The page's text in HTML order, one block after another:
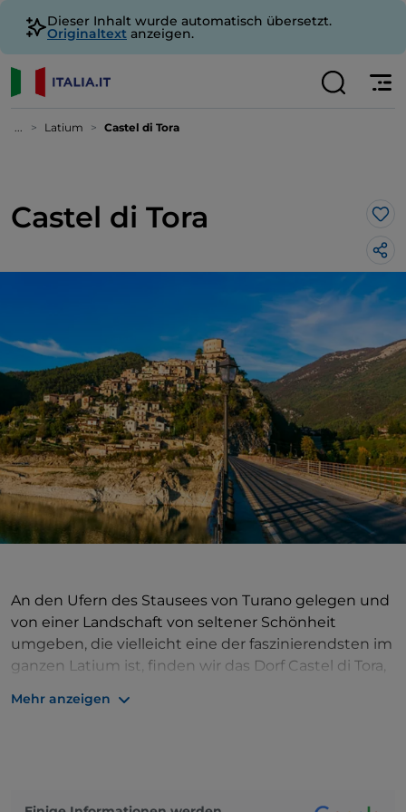
Dieser Inhalt wurde automatisch übersetzt.
Originaltext anzeigen.
... Latium Castel di Tora
Castel di Tora
An den Ufern des Stausees von Turano gelegen und
von einer Landschaft von seltener Schönheit
umgeben, die vielleicht eine der faszinierendsten im
ganzen Latium ist, finden wir das Dorf Castel di Tora,
dem erfrischenden Duft von Ginster und Thymian
Mehr anzeigen